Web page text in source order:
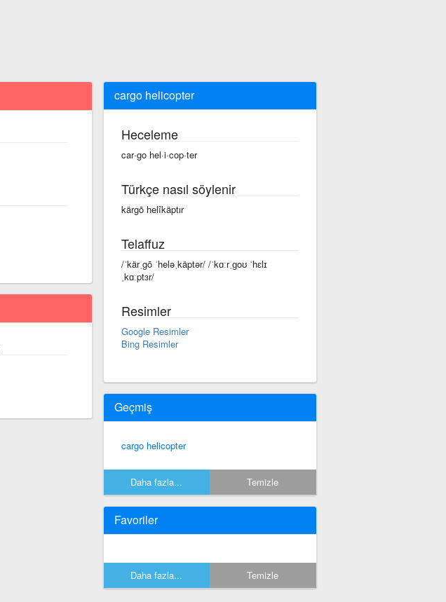
cargo helicopter
Heceleme
car·go hel·i·cop·ter
Türkçe nasıl söylenir
kärgō helîkäptır
Telaffuz
/ˈkärˌgō ˈheləˌkäptər/ /ˈkɑːrˌɡoʊ ˈhɛlɪ
ˌkɑːptɜr/
Resimler
Google Resimler
Bing Resimler
Geçmiş
cargo helicopter
Daha fazla... Temizle
Favoriler
Daha fazla... Temizle